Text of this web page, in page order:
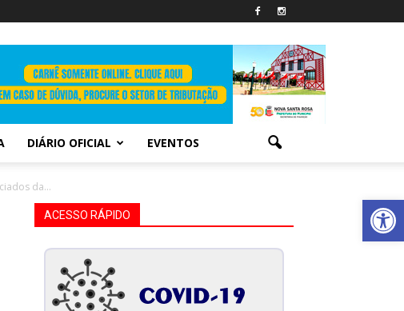
Abrir
DIÁRIO OFICIAL EVENTOS
da...
ACESSO RÁPIDO